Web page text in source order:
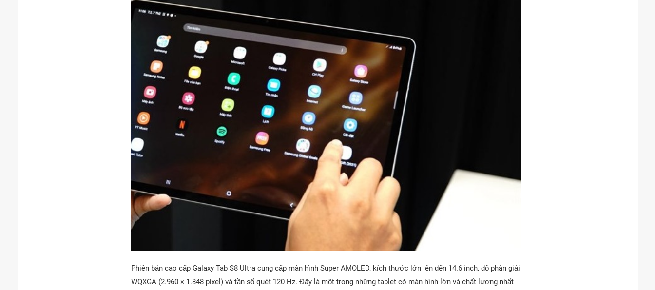
Phiên bản cao cấp Galaxy Tab S8 Ultra cung cấp màn hình Super AMOLED, kích thước lớn lên đến 14.6 inch, độ phân giải
WQXGA (2.960 × 1.848 pixel) và tần số quét 120 Hz. Đây là một trong những tablet có màn hình lớn và chất lượng nhất